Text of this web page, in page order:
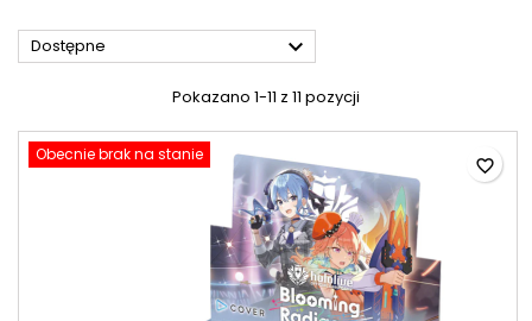
Dostępne 
Pokazano 1-11 z 11 pozycji
Obecnie brak na stanie
favorite_border